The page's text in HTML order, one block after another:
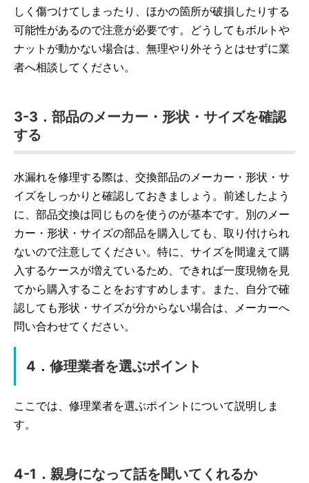
しく傷つけてしまったり、ほかの箇所が破損したりする
可能性があるので注意が必要です。どうしてもボルトや
ナットが動かない場合は、無理やり外そうとはせずに業
者へ相談してください。
3-3．部品のメーカー・形状・サイズを確認
する
水漏れを修理する際は、交換部品のメーカー・形状・サ
イズをしっかりと確認しておきましょう。前述したよう
に、部品交換は同じものを使うのが基本です。別のメー
カー・形状・サイズの部品を購入しても、取り付けられ
ないので注意してください。特に、サイズを間違えて購
入するケースが増えているため、できれば一度現物を見
てから購入することをおすすめします。また、自分で確
認しても形状・サイズが分からない場合は、メーカーへ
問い合わせてください。
4．修理業者を選ぶポイント
ここでは、修理業者を選ぶポイントについて説明しま
す。
4-1．親身になって話を聞いてくれるか